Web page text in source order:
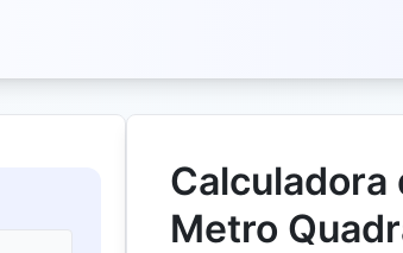
Calculadora
Metro